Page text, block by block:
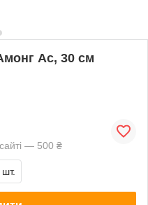
Ас, 30 см
— 500 ₴
шт.